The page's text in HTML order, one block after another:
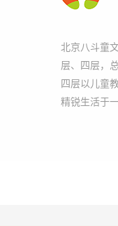
北京八斗童
层、四层，
四层以儿童
精锐生活于